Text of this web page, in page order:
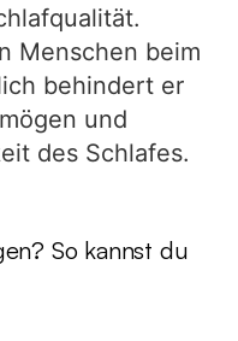
Menschen beim
behindert er
und
des Schlafes.
So kannst du